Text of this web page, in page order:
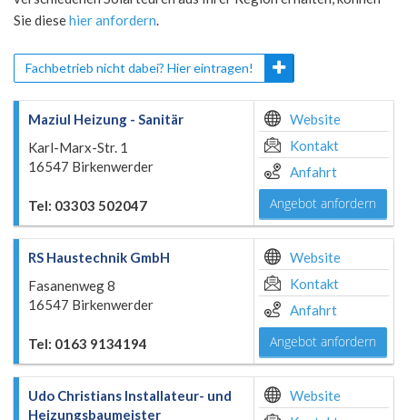
Sie diesehier anfordern.
Fachbetrieb nicht dabei? Hier eintragen!
Maziul Heizung - Sanitär
Karl-Marx-Str. 1
16547 Birkenwerder
Tel: 03303 502047
Website
Kontakt
Anfahrt
Angebot anfordern
RS Haustechnik GmbH
Fasanenweg 8
16547 Birkenwerder
Tel: 0163 9134194
Website
Kontakt
Anfahrt
Angebot anfordern
Udo Christians Installateur- und
Heizungsbaumeister
Website